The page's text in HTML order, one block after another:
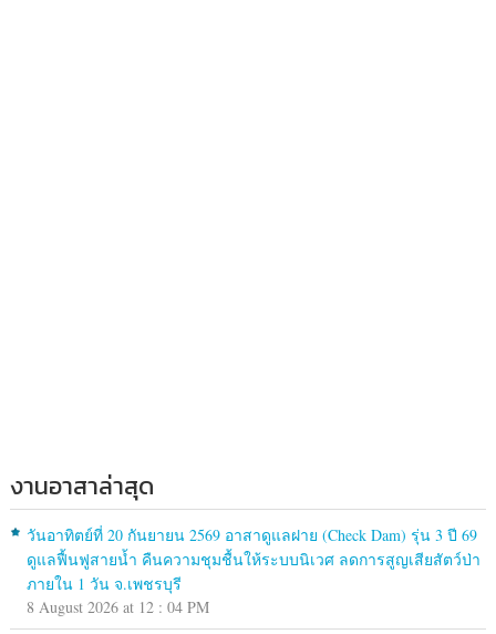
งานอาสาล่าสุด
วันอาทิตย์ที่ 20 กันยายน 2569 อาสาดูแลฝาย (Check Dam) รุ่น 3 ปี 69
ดูแลฟื้นฟูสายน้ำ คืนความชุมชื้นให้ระบบนิเวศ ลดการสูญเสียสัตว์ป่า
ภายใน 1 วัน จ.เพชรบุรี
8 August 2026 at 12 : 04 PM